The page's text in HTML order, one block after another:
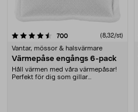
700recensioner(8,32/st)
Vantar, mössor & halsvärmare
Värmepåse engångs 6-pack
Håll värmen med våra värmepåsar!
Perfekt för dig som gillar
3.5 av 5 stjärnor